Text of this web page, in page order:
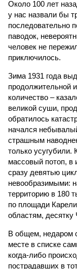
Около 100 лет
у нас назвали бы
последовательно
паводок,
человек не
приключилось.
Зима 1931 года
продолжительной
количество –
великой суши,
обратилось
начался
страшным
только усугубили.
массовый потоп, в
сразу девятью
невообразимыми:
территорию в 180
по площади
областям,
В общем, недаром
месте в списке
когда-либо
пострадавших в